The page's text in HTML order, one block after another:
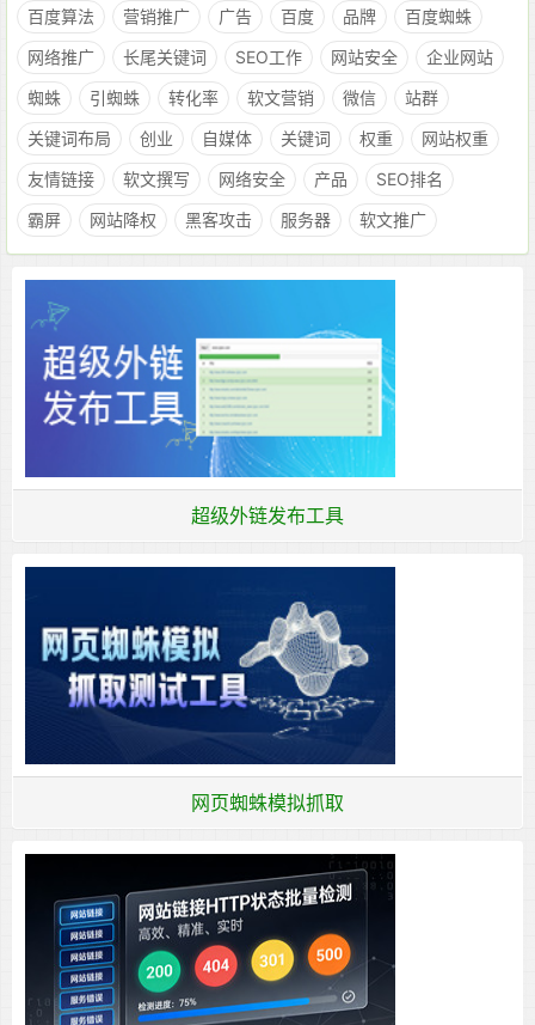
百度算法
营销推广 广告 百度 品牌
百度蜘蛛
网络推广
长尾关键词 SEO工作 网站安全
企业网站
蜘蛛
引蜘蛛 转化率 软文营销 微信
站群
关键词布局
创业 自媒体 关键词 权重
网站权重
友情链接
软文撰写 网络安全 产品
SEO排名
霸屏
网站降权 黑客攻击 服务器 软文推广
超级外链发布工具
网页蜘蛛模拟抓取